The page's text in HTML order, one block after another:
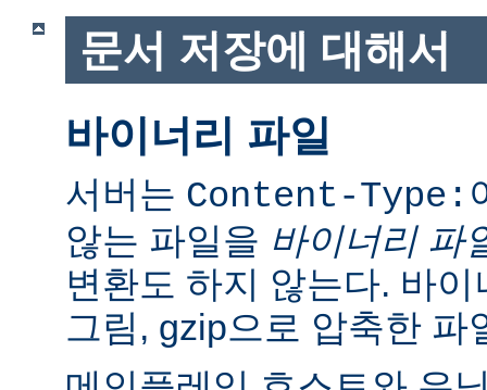
문서 저장에 대해서
바이너리 파일
서버는 Content-Type:
않는 파일을 바이너리 파
변환도 하지 않는다. 바
그림, gzip으로 압축한 파